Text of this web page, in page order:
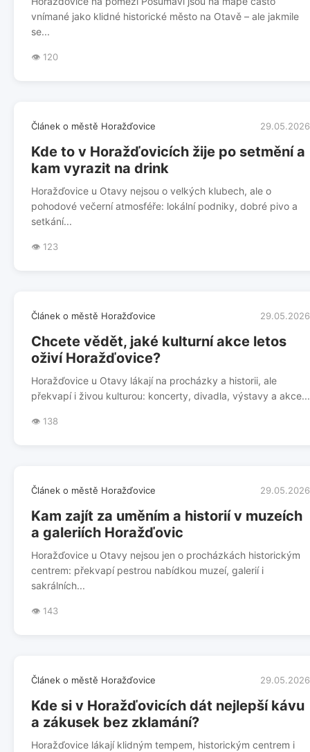
vnímané jako klidné historické město na Otavě – ale jakmile
se...
👁️ 120
Článek o městě Horažďovice 29.05.2026
Kde to v Horažďovicích žije po setmění a
kam vyrazit na drink
Horažďovice u Otavy nejsou o velkých klubech, ale o
pohodové večerní atmosféře: lokální podniky, dobré pivo a
setkání...
👁️ 123
Článek o městě Horažďovice 29.05.2026
Chcete vědět, jaké kulturní akce letos
oživí Horažďovice?
Horažďovice u Otavy lákají na procházky a historii, ale
překvapí i živou kulturou: koncerty, divadla, výstavy a akce...
👁️ 138
Článek o městě Horažďovice 29.05.2026
Kam zajít za uměním a historií v muzeích
a galeriích Horažďovic
Horažďovice u Otavy nejsou jen o procházkách historickým
centrem: překvapí pestrou nabídkou muzeí, galerií i
sakrálních...
👁️ 143
Článek o městě Horažďovice 29.05.2026
Kde si v Horažďovicích dát nejlepší kávu
a zákusek bez zklamání?
Horažďovice lákají klidným tempem, historickým centrem i